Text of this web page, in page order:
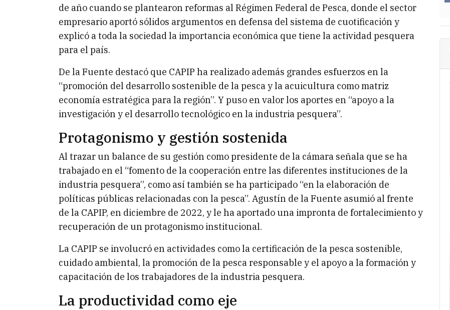
de año cuando se plantearon reformas al Régimen Federal de Pesca, donde el sector
empresario aportó sólidos argumentos en defensa del sistema de cuotificación y
explicó a toda la sociedad la importancia económica que tiene la actividad pesquera
para el país.
De la Fuente destacó que CAPIP ha realizado además grandes esfuerzos en la
“promoción del desarrollo sostenible de la pesca y la acuicultura como matriz
economía estratégica para la región”. Y puso en valor los aportes en “apoyo a la
investigación y el desarrollo tecnológico en la industria pesquera”.
Protagonismo y gestión sostenida
Al trazar un balance de su gestión como presidente de la cámara señala que se ha
trabajado en el “fomento de la cooperación entre las diferentes instituciones de la
industria pesquera”, como así también se ha participado “en la elaboración de
políticas públicas relacionadas con la pesca”. Agustín de la Fuente asumió al frente
de la CAPIP, en diciembre de 2022, y le ha aportado una impronta de fortalecimiento y
recuperación de un protagonismo institucional.
La CAPIP se involucró en actividades como la certificación de la pesca sostenible,
cuidado ambiental, la promoción de la pesca responsable y el apoyo a la formación y
capacitación de los trabajadores de la industria pesquera.
La productividad como eje